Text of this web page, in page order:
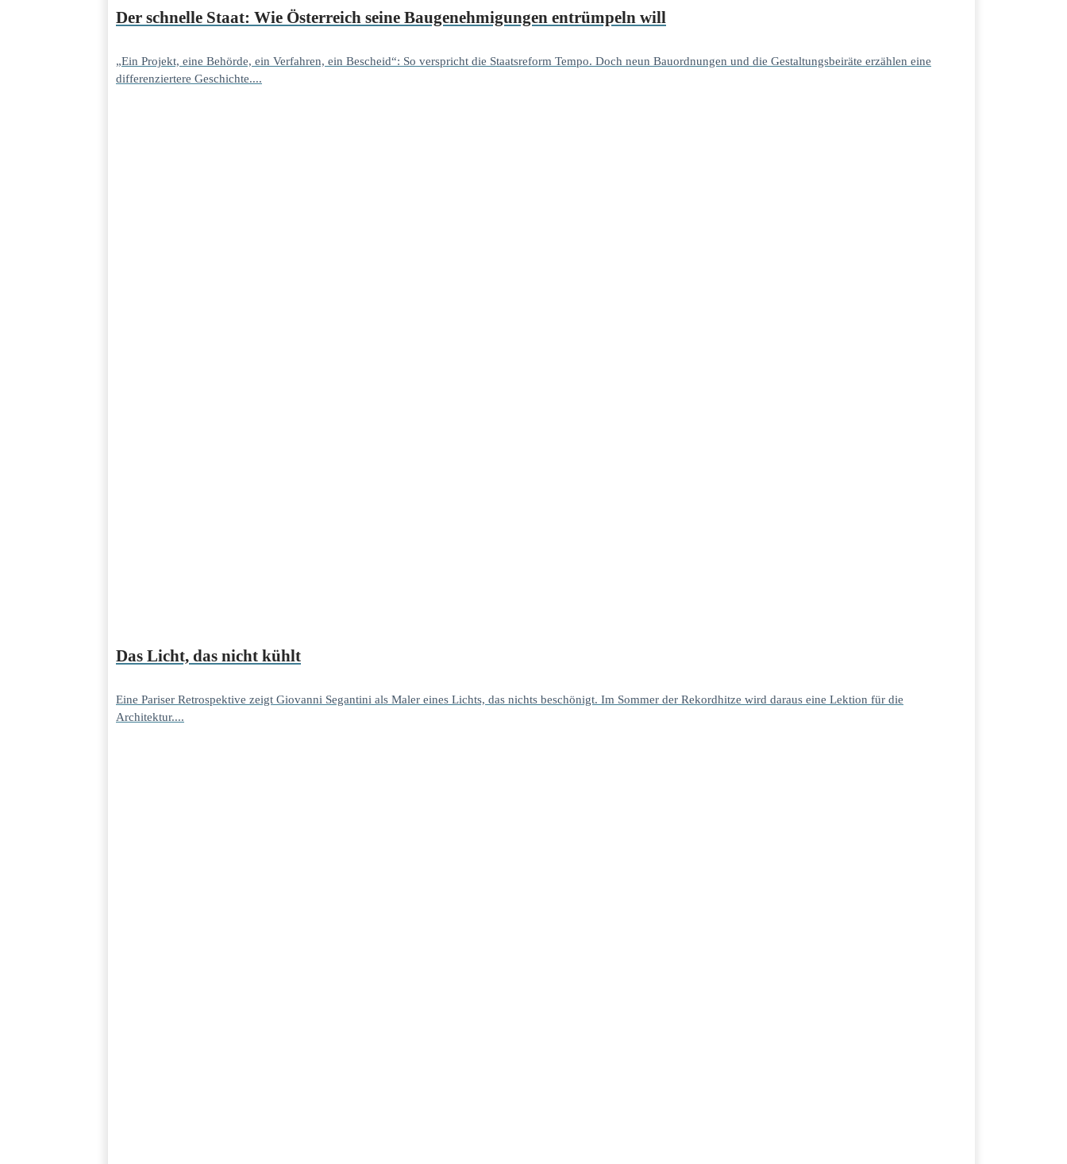
Der schnelle Staat: Wie Österreich seine Baugenehmigungen entrümpeln will
„Ein Projekt, eine Behörde, ein Verfahren, ein Bescheid“: So verspricht die Staatsreform Tempo. Doch neun Bauordnungen und die Gestaltungsbeiräte erzählen eine
differenziertere Geschichte....
Das Licht, das nicht kühlt
Eine Pariser Retrospektive zeigt Giovanni Segantini als Maler eines Lichts, das nichts beschönigt. Im Sommer der Rekordhitze wird daraus eine Lektion für die
Architektur....